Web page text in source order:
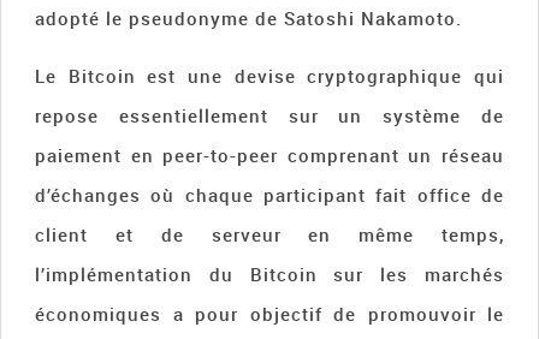
adopté le pseudonyme de Satoshi Nakamoto.
Le Bitcoin est une devise cryptographique qui
repose essentiellement sur un système de
paiement en peer-to-peer comprenant un réseau
d’échanges où chaque participant fait office de
client et de serveur en même temps,
l’implémentation du Bitcoin sur les marchés
économiques a pour objectif de promouvoir le